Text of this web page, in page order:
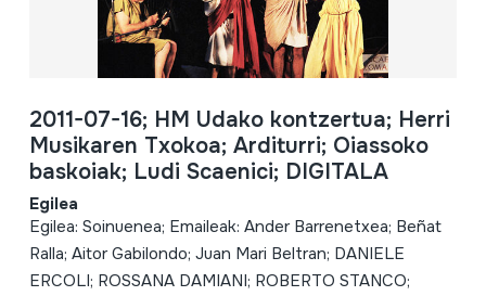
2011-07-16; HM Udako kontzertua; Herri
Musikaren Txokoa; Arditurri; Oiassoko
baskoiak; Ludi Scaenici; DIGITALA
Egilea
Egilea: Soinuenea; Emaileak: Ander Barrenetxea; Beñat
Ralla; Aitor Gabilondo; Juan Mari Beltran; DANIELE
ERCOLI; ROSSANA DAMIANI; ROBERTO STANCO;